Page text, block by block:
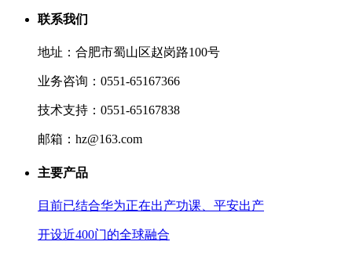
联系我们
地址：合肥市蜀山区赵岗路100号
业务咨询：0551-65167366
技术支持：0551-65167838
邮箱：hz@163.com
主要产品
目前已结合华为正在出产功课、平安出产
开设近400门的全球融合